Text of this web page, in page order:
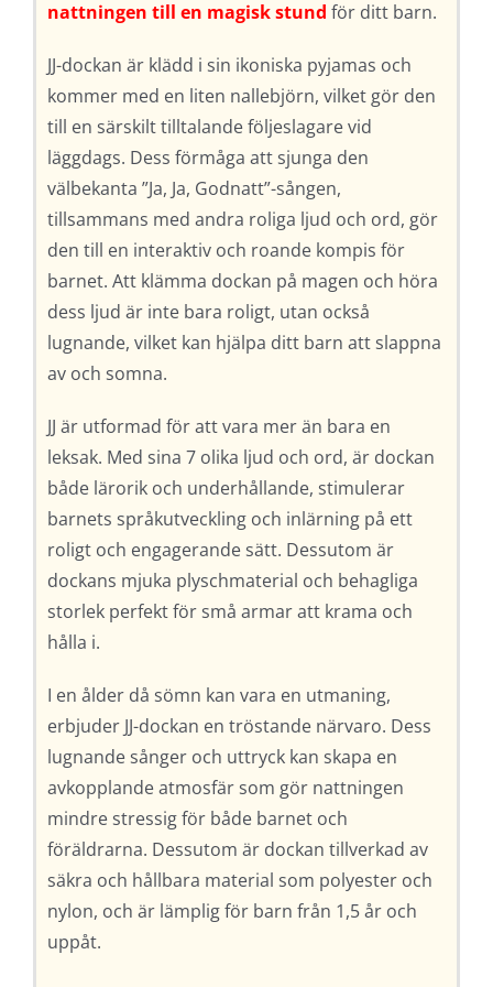
nattningen till en magisk stund för ditt barn.
JJ-dockan är klädd i sin ikoniska pyjamas och
kommer med en liten nallebjörn, vilket gör den
till en särskilt tilltalande följeslagare vid
läggdags. Dess förmåga att sjunga den
välbekanta ”Ja, Ja, Godnatt”-sången,
tillsammans med andra roliga ljud och ord, gör
den till en interaktiv och roande kompis för
barnet. Att klämma dockan på magen och höra
dess ljud är inte bara roligt, utan också
lugnande, vilket kan hjälpa ditt barn att slappna
av och somna.
JJ är utformad för att vara mer än bara en
leksak. Med sina 7 olika ljud och ord, är dockan
både lärorik och underhållande, stimulerar
barnets språkutveckling och inlärning på ett
roligt och engagerande sätt. Dessutom är
dockans mjuka plyschmaterial och behagliga
storlek perfekt för små armar att krama och
hålla i.
I en ålder då sömn kan vara en utmaning,
erbjuder JJ-dockan en tröstande närvaro. Dess
lugnande sånger och uttryck kan skapa en
avkopplande atmosfär som gör nattningen
mindre stressig för både barnet och
föräldrarna. Dessutom är dockan tillverkad av
säkra och hållbara material som polyester och
nylon, och är lämplig för barn från 1,5 år och
uppåt.